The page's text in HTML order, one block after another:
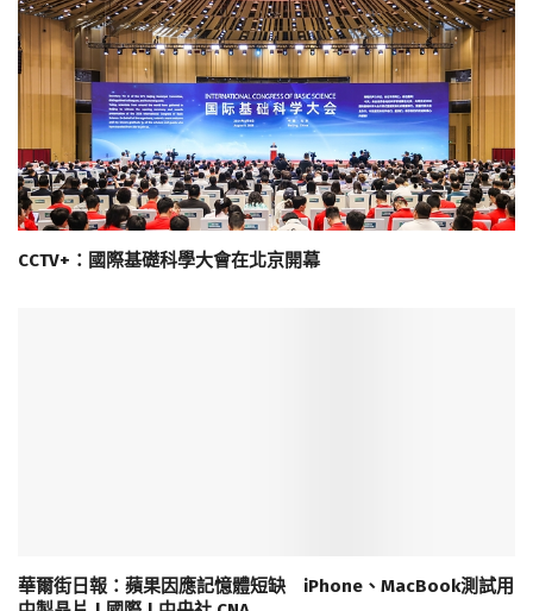
CCTV+：國際基礎科學大會在北京開幕
華爾街日報：蘋果因應記憶體短缺 iPhone、MacBook測試用